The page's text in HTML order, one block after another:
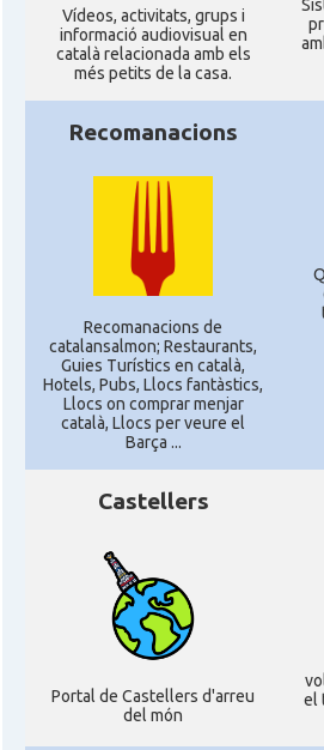
Ví­deos, activitats, grups i
informació audiovisual en
català relacionada amb els
més petits de la casa.
Recomanacions
Recomanacions de
catalansalmon; Restaurants,
Guies Turístics en català,
Hotels, Pubs, Llocs fantàstics,
Llocs on comprar menjar
català, Llocs per veure el
Barça ...
Castellers
Portal de Castellers d'arreu
del món
el